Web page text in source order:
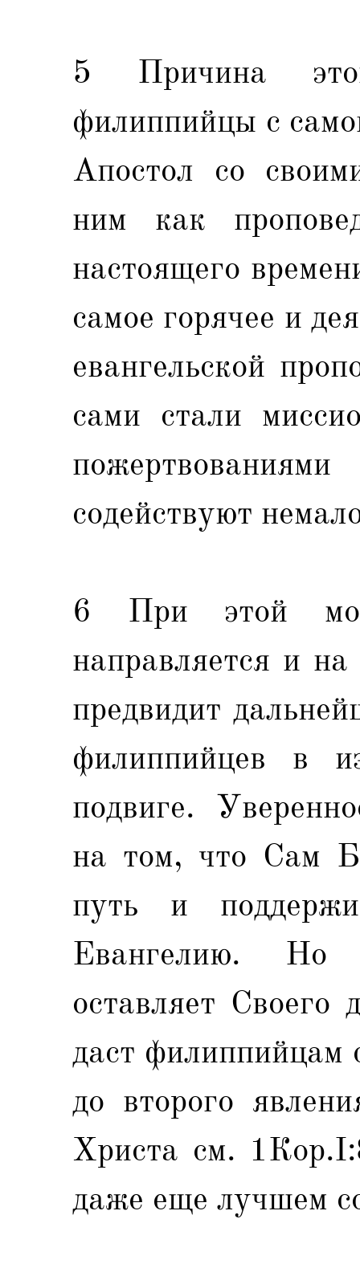
5 Причина
филиппийцы с
Апостол со
ним как
настоящего
самое горячее и
евангельской
сами стали
содействуют
6 При этой
направляется и
предвидит
филиппийцев в
подвиге.
на том, что Сам
путь и
Евангелию. Но
оставляет
даст филиппийцам
до второго
Христа см.
даже еще лучшем